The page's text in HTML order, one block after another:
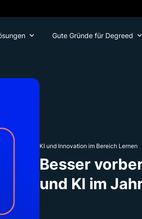
Gute Gründe für Degreed
KI und Innovation im Bereich Lernen
Besser
und KI im